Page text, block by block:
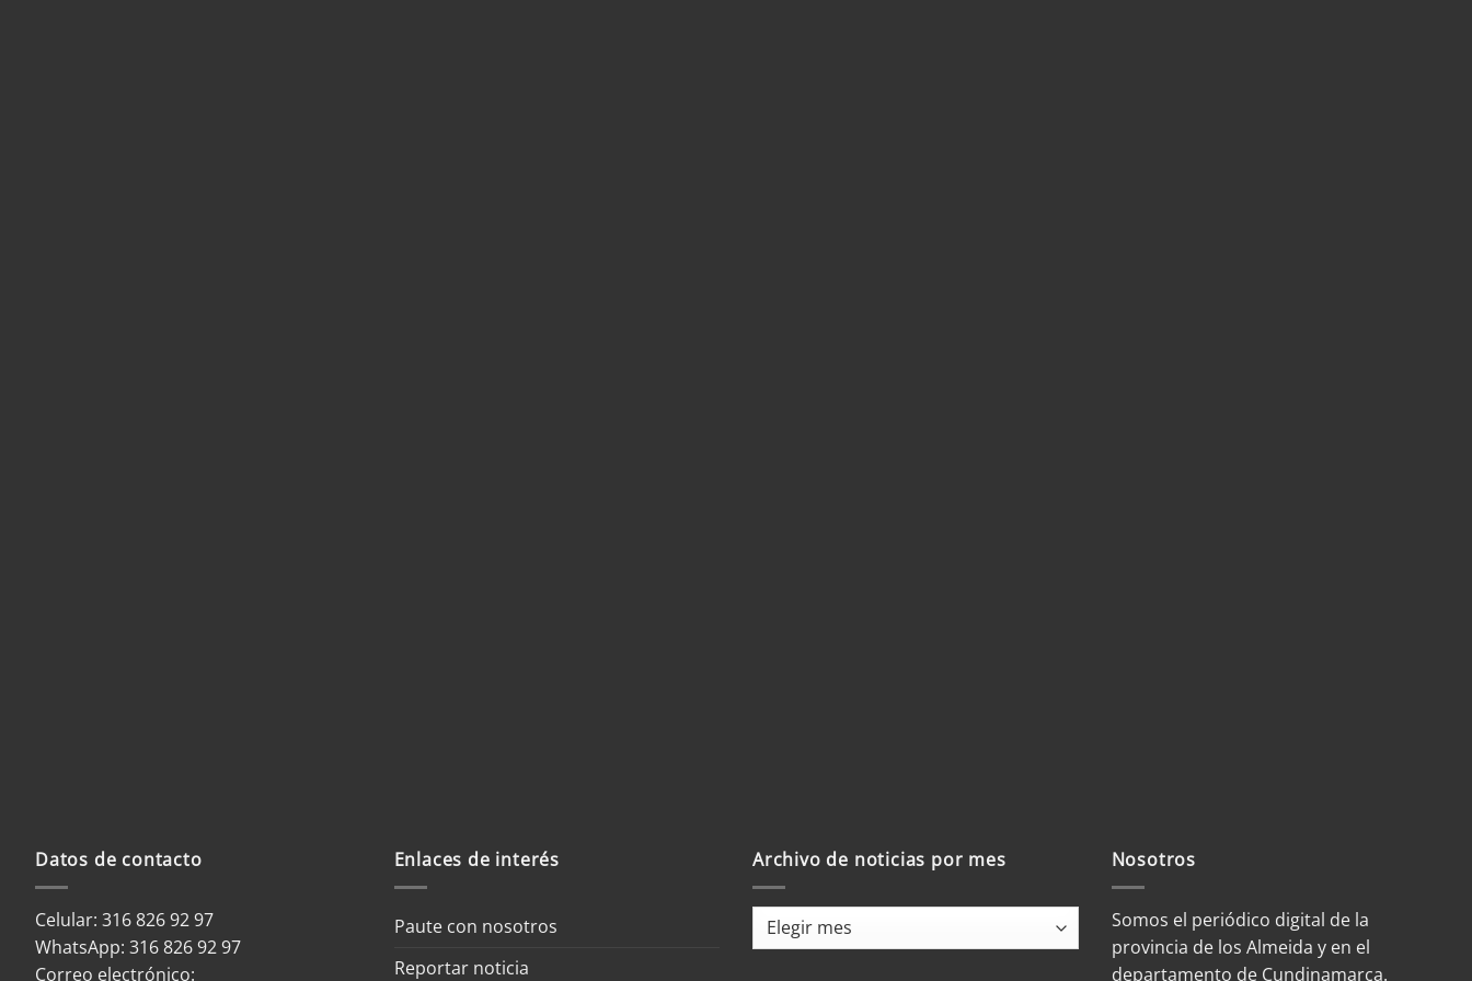
Datos de contacto
Celular: 316 826 92 97
WhatsApp: 316 826 92 97
Correo electrónico:
Enlaces de interés
Paute con nosotros
Reportar noticia
Archivo de noticias por mes
Archivo
de
Nosotros
Somos el periódico digital de la
provincia de los Almeida y en el
departamento de Cundinamarca.